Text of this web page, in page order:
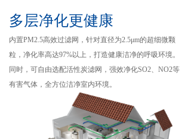
多层净化更健康
内置PM2.5高效过滤网，针对直径为2.5μm的超细微颗
粒，净化率高达97%以上，打造健康洁净的呼吸环境。
同时，可自由选配活性炭滤网，强效净化SO2、NO2等
有害气体，全方位洁净室内环境。